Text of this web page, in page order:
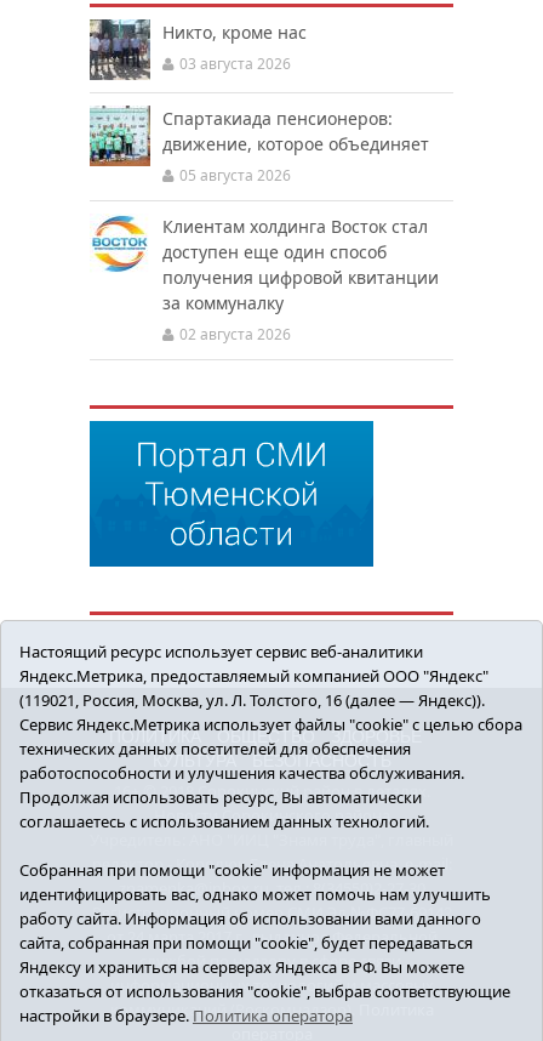
Никто, кроме нас
03 августа 2026
Спартакиада пенсионеров:
движение, которое объединяет
05 августа 2026
Клиентам холдинга Восток стал
доступен еще один способ
получения цифровой квитанции
за коммуналку
02 августа 2026
ПОЛИТИКА ОБЩЕСТВО
ЗДОРОВЬЕ
КУЛЬТУРА
БЕЗОПАСНОСТЬ
16+ © 2018 Сорокинский район в деталях.
Новости Сорокинского района
редактор - Королюк Елена Анатольевна, e-mail:
znamenka@inbox.ru, тел.: 8(34550)2-27-30
Регистрационный номер СМИ Эл №ФС77-69142
от 24 марта 2017 г., выданное Федеральной
службой по надзору в сфере связи,
информационных технологий и массовых
коммуникаций (Роскомнадзор).
Настоящий ресурс использует сервис веб-аналитики
Яндекс.Метрика, предоставляемый компанией ООО "Яндекс"
(119021, Россия, Москва, ул. Л. Толстого, 16 (далее — Яндекс)).
Сервис Яндекс.Метрика использует файлы "cookie" с целью сбора
технических данных посетителей для обеспечения
работоспособности и улучшения качества обслуживания.
Продолжая использовать ресурс, Вы автоматически
соглашаетесь с использованием данных технологий.
Собранная при помощи "cookie" информация не может
идентифицировать вас, однако может помочь нам улучшить
работу сайта. Информация об использовании вами данного
сайта, собранная при помощи "cookie", будет передаваться
Яндексу и храниться на серверах Яндекса в РФ. Вы можете
отказаться от использования "cookie", выбрав соответствующие
настройки в браузере. Политика оператора